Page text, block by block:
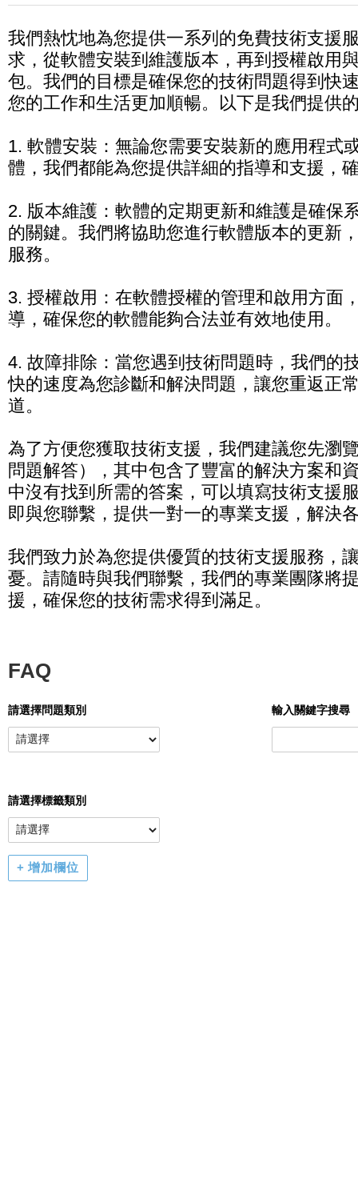
我們熱忱地為您提供一系列的免費技術支援
求，從軟體安裝到維護版本，再到授權啟用
包。我們的目標是確保您的技術問題得到快
您的工作和生活更加順暢。以下是我們提供
1. 軟體安裝：無論您需要安裝新的應用程式
體，我們都能為您提供詳細的指導和支援，
2. 版本維護：軟體的定期更新和維護是確保
的關鍵。我們將協助您進行軟體版本的更新
服務。
3. 授權啟用：在軟體授權的管理和啟用方面
導，確保您的軟體能夠合法並有效地使用。
4. 故障排除：當您遇到技術問題時，我們的
快的速度為您診斷和解決問題，讓您重返正
道。
為了方便您獲取技術支援，我們建議您先瀏
問題解答），其中包含了豐富的解決方案和
中沒有找到所需的答案，可以填寫技術支援
即與您聯繫，提供一對一的專業支援，解決
我們致力於為您提供優質的技術支援服務，
憂。請隨時與我們聯繫，我們的專業團隊將
援，確保您的技術需求得到滿足。
FAQ
請選擇問題類別
請選擇標籤類別
輸入關鍵字搜尋